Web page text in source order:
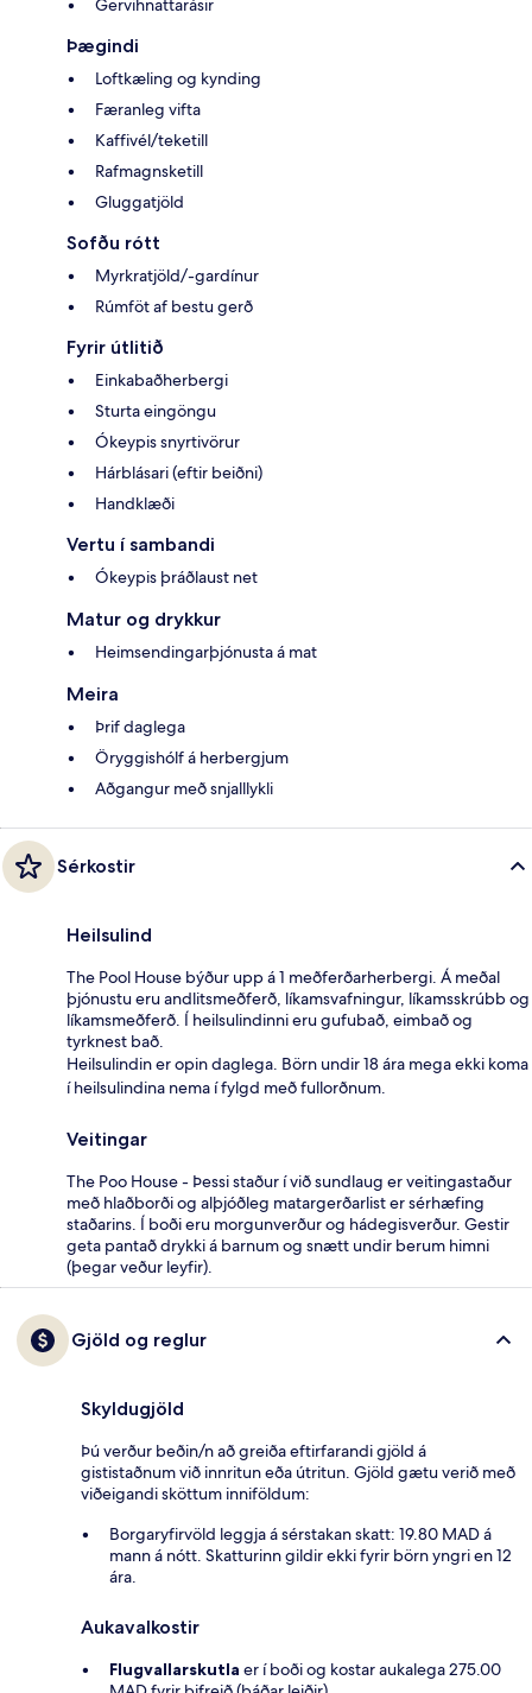
Gervihnattarásir
Þægindi
Loftkæling og kynding
Færanleg vifta
Kaffivél/teketill
Rafmagnsketill
Gluggatjöld
Sofðu rótt
Myrkratjöld/-gardínur
Rúmföt af bestu gerð
Fyrir útlitið
Einkabaðherbergi
Sturta eingöngu
Ókeypis snyrtivörur
Hárblásari (eftir beiðni)
Handklæði
Vertu í sambandi
Ókeypis þráðlaust net
Matur og drykkur
Heimsendingarþjónusta á mat
Meira
Þrif daglega
Öryggishólf á herbergjum
Aðgangur með snjalllykli
Sérkostir
Heilsulind
The Pool House býður upp á 1 meðferðarherbergi. Á meðal
þjónustu eru andlitsmeðferð, líkamsvafningur, líkamsskrúbb og
líkamsmeðferð. Í heilsulindinni eru gufubað, eimbað og
tyrknest bað.
Heilsulindin er opin daglega. Börn undir 18 ára mega ekki koma
í heilsulindina nema í fylgd með fullorðnum.
Veitingar
The Poo House - Þessi staður í við sundlaug er veitingastaður
með hlaðborði og alþjóðleg matargerðarlist er sérhæfing
staðarins. Í boði eru morgunverður og hádegisverður. Gestir
geta pantað drykki á barnum og snætt undir berum himni
(þegar veður leyfir).
Gjöld og reglur
Skyldugjöld
Þú verður beðin/n að greiða eftirfarandi gjöld á
gististaðnum við innritun eða útritun. Gjöld gætu verið með
viðeigandi sköttum inniföldum:
Borgaryfirvöld leggja á sérstakan skatt: 19.80 MAD á
mann á nótt. Skatturinn gildir ekki fyrir börn yngri en 12
ára.
Aukavalkostir
Flugvallarskutla er í boði og kostar aukalega 275.00